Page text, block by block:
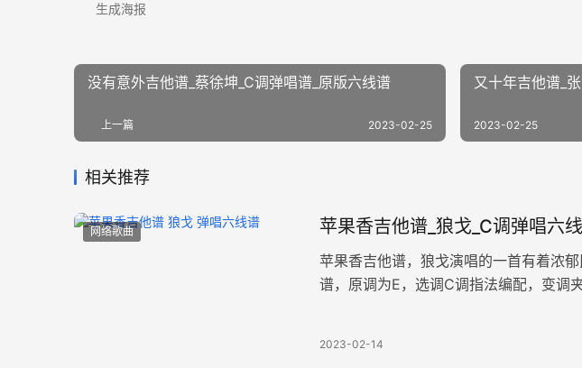
生成海报
没有意外吉他谱_蔡徐坤_C调弹唱谱_原版六线谱
上一篇 2023-02-25
又十年吉他谱_
2023-02-25
相关推荐
网络歌曲 苹果香吉他谱_狼戈_C调弹唱六
苹果香吉他谱，狼戈演唱的一首有着浓
谱，原调为E，选调C调指法编配，变调
2023-02-14